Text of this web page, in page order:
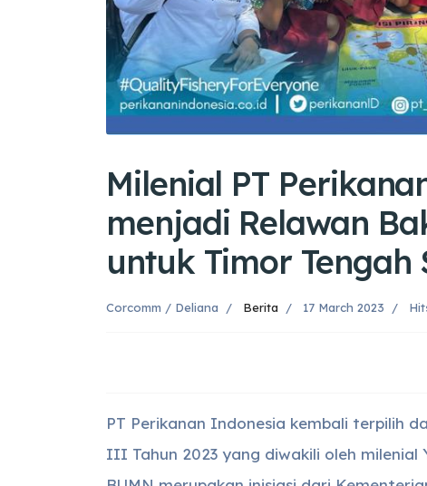
Milenial PT
menjadi Relawan
untuk Timor Tengah
Corcomm / Deliana Berita 17 March 2023
PT Perikanan Indonesia kembali terpilih
III Tahun 2023 yang diwakili oleh